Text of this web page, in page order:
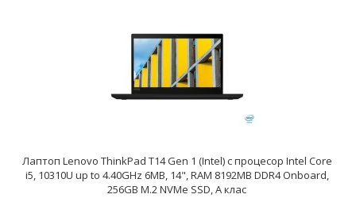
Лаптоп Lenovo ThinkPad T14 Gen 1 (Intel) с процесор Intel Core
i5, 10310U up to 4.40GHz 6MB, 14", RAM 8192MB DDR4 Onboard,
256GB M.2 NVMe SSD, A клас